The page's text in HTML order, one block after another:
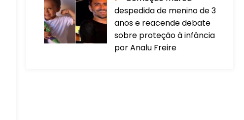
despedida de menino de 3
anos e reacende debate
sobre proteção à infância
por Analu Freire